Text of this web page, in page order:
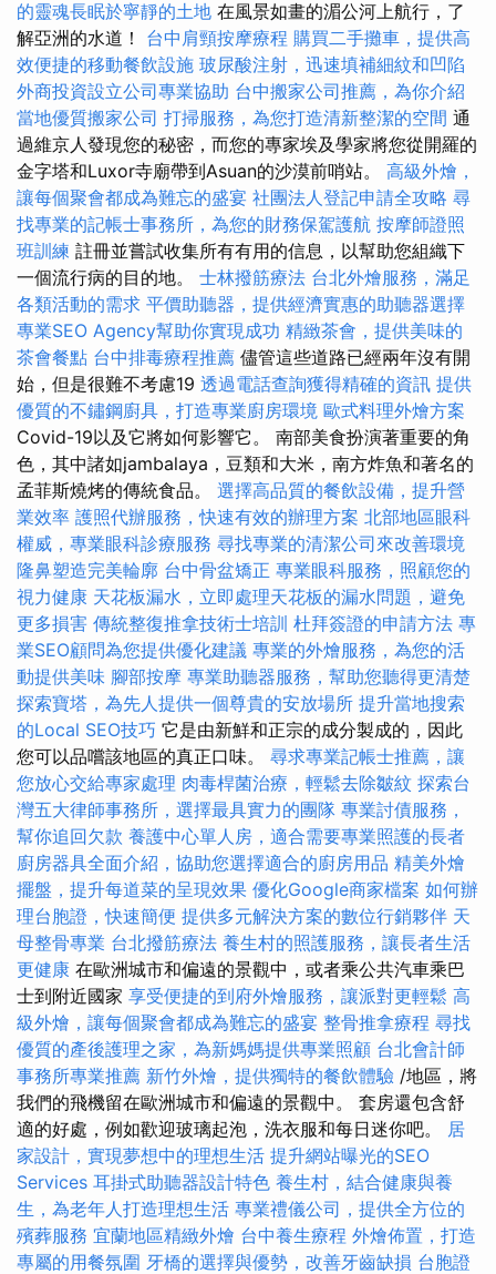
的靈魂長眠於寧靜的土地 在風景如畫的湄公河上航行，了
解亞洲的水道！ 台中肩頸按摩療程 購買二手攤車，提供高
效便捷的移動餐飲設施 玻尿酸注射，迅速填補細紋和凹陷
外商投資設立公司專業協助 台中搬家公司推薦，為你介紹
當地優質搬家公司 打掃服務，為您打造清新整潔的空間 通
過維京人發現您的秘密，而您的專家埃及學家將您從開羅的
金字塔和Luxor寺廟帶到Asuan的沙漠前哨站。 高級外燴，
讓每個聚會都成為難忘的盛宴 社團法人登記申請全攻略 尋
找專業的記帳士事務所，為您的財務保駕護航 按摩師證照
班訓練 註冊並嘗試收集所有有用的信息，以幫助您組織下
一個流行病的目的地。 士林撥筋療法 台北外燴服務，滿足
各類活動的需求 平價助聽器，提供經濟實惠的助聽器選擇
專業SEO Agency幫助你實現成功 精緻茶會，提供美味的
茶會餐點 台中排毒療程推薦 儘管這些道路已經兩年沒有開
始，但是很難不考慮19 透過電話查詢獲得精確的資訊 提供
優質的不鏽鋼廚具，打造專業廚房環境 歐式料理外燴方案
Covid-19以及它將如何影響它。 南部美食扮演著重要的角
色，其中諸如jambalaya，豆類和大米，南方炸魚和著名的
孟菲斯燒烤的傳統食品。 選擇高品質的餐飲設備，提升營
業效率 護照代辦服務，快速有效的辦理方案 北部地區眼科
權威，專業眼科診療服務 尋找專業的清潔公司來改善環境
隆鼻塑造完美輪廓 台中骨盆矯正 專業眼科服務，照顧您的
視力健康 天花板漏水，立即處理天花板的漏水問題，避免
更多損害 傳統整復推拿技術士培訓 杜拜簽證的申請方法 專
業SEO顧問為您提供優化建議 專業的外燴服務，為您的活
動提供美味 腳部按摩 專業助聽器服務，幫助您聽得更清楚
探索寶塔，為先人提供一個尊貴的安放場所 提升當地搜索
的Local SEO技巧 它是由新鮮和正宗的成分製成的，因此
您可以品嚐該地區的真正口味。 尋求專業記帳士推薦，讓
您放心交給專家處理 肉毒桿菌治療，輕鬆去除皺紋 探索台
灣五大律師事務所，選擇最具實力的團隊 專業討債服務，
幫你追回欠款 養護中心單人房，適合需要專業照護的長者
廚房器具全面介紹，協助您選擇適合的廚房用品 精美外燴
擺盤，提升每道菜的呈現效果 優化Google商家檔案 如何辦
理台胞證，快速簡便 提供多元解決方案的數位行銷夥伴 天
母整骨專業 台北撥筋療法 養生村的照護服務，讓長者生活
更健康 在歐洲城市和偏遠的景觀中，或者乘公共汽車乘巴
士到附近國家 享受便捷的到府外燴服務，讓派對更輕鬆 高
級外燴，讓每個聚會都成為難忘的盛宴 整骨推拿療程 尋找
優質的產後護理之家，為新媽媽提供專業照顧 台北會計師
事務所專業推薦 新竹外燴，提供獨特的餐飲體驗 /地區，將
我們的飛機留在歐洲城市和偏遠的景觀中。 套房還包含舒
適的好處，例如歡迎玻璃起泡，洗衣服和每日迷你吧。 居
家設計，實現夢想中的理想生活 提升網站曝光的SEO
Services 耳掛式助聽器設計特色 養生村，結合健康與養
生，為老年人打造理想生活 專業禮儀公司，提供全方位的
殯葬服務 宜蘭地區精緻外燴 台中養生療程 外燴佈置，打造
專屬的用餐氛圍 牙橋的選擇與優勢，改善牙齒缺損 台胞證